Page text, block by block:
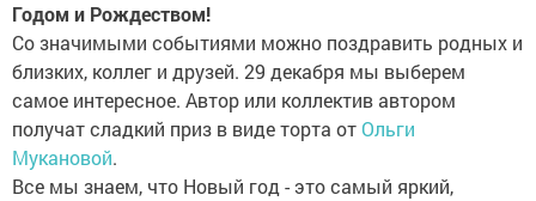
Годом и Рождеством!
Со значимыми событиями можно поздравить родных и
близких, коллег и друзей. 29 декабря мы выберем
самое интересное. Автор или коллектив автором
получат сладкий приз в виде торта от Ольги
Мукановой.
Все мы знаем, что Новый год - это самый яркий,